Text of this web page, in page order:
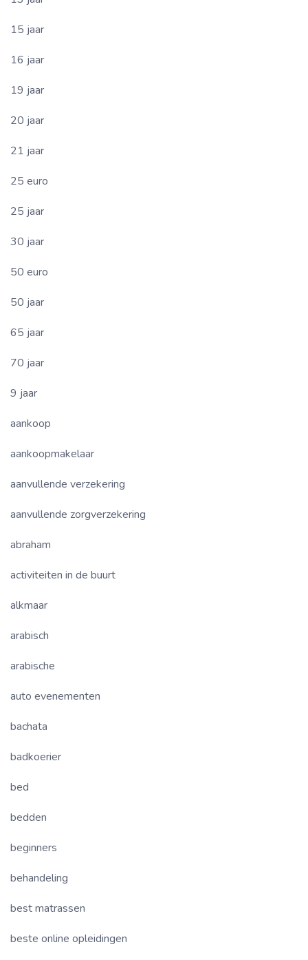
15 jaar
16 jaar
19 jaar
20 jaar
21 jaar
25 euro
25 jaar
30 jaar
50 euro
50 jaar
65 jaar
70 jaar
9 jaar
aankoop
aankoopmakelaar
aanvullende verzekering
aanvullende zorgverzekering
abraham
activiteiten in de buurt
alkmaar
arabisch
arabische
auto evenementen
bachata
badkoerier
bed
bedden
beginners
behandeling
best matrassen
beste online opleidingen